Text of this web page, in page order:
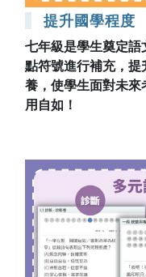
提升國學程度
七年級是學生奠定
點符號進行補充，
養，使學生面對未
用自如！